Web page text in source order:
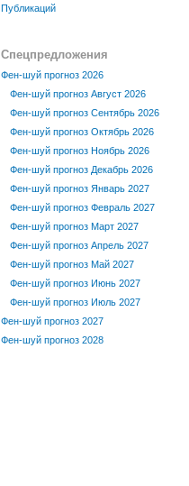
Публикаций
Спецпредложения
Фен-шуй прогноз 2026
Фен-шуй прогноз Август 2026
Фен-шуй прогноз Сентябрь 2026
Фен-шуй прогноз Октябрь 2026
Фен-шуй прогноз Ноябрь 2026
Фен-шуй прогноз Декабрь 2026
Фен-шуй прогноз Январь 2027
Фен-шуй прогноз Февраль 2027
Фен-шуй прогноз Март 2027
Фен-шуй прогноз Апрель 2027
Фен-шуй прогноз Май 2027
Фен-шуй прогноз Июнь 2027
Фен-шуй прогноз Июль 2027
Фен-шуй прогноз 2027
Фен-шуй прогноз 2028